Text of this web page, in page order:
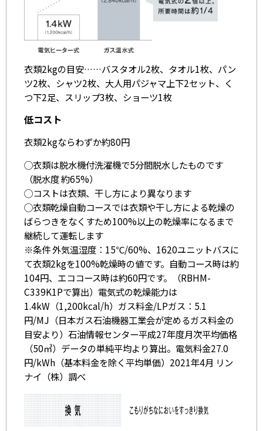
衣類2kgの目安……バスタオル2枚、タオル1枚、パン
ツ2枚、シャツ2枚、大人用パジャマ上下2セット、く
つ下2足、スリップ3枚、ショーツ1枚
低コスト
衣類2kgならわずか約80円
◯衣類は脱水機付洗濯機で5分間脱水したものです
（脱水度 約65%）
◯コストは衣類、干し方により異なります
◯衣類乾燥自動コースでは衣類や干し方による乾燥の
ばらつきをなくすため100%以上の乾燥率になるまで
継続して運転します
※条件 外気温湿度：15℃/60%、1620ユニットバスに
て衣類2kgを100%乾燥時の値です。自動コース時は約
104円、エココース時は約60円です。（RBHM-
C339K1Pで算出）電気式の乾燥能力は
1.4kW（1,200kcal/h）ガス料金/LPガス：5.1
円/MJ（日本ガス石油機器工業会が定めるガス料金の
目安より）石油情報センター平成27年度月次平均価格
（50㎥）データの単純平均より算出。電気料金27.0
円/kWh（基本料金を除く平均単価）2021年4月 リン
ナイ（株）調べ